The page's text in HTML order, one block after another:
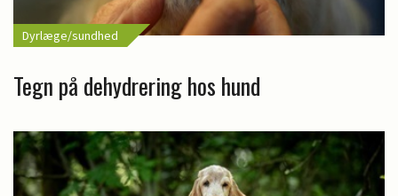
Dyrlæge/sundhed
Tegn på dehydrering hos hund